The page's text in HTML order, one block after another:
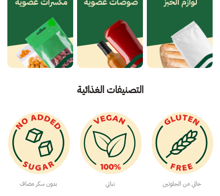
التصنيفات الغذائية
خالي من الجلوتين نباتي بدون سكر مضاف